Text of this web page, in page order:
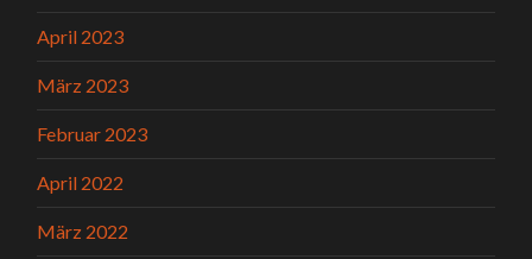
April 2023
März 2023
Februar 2023
April 2022
März 2022